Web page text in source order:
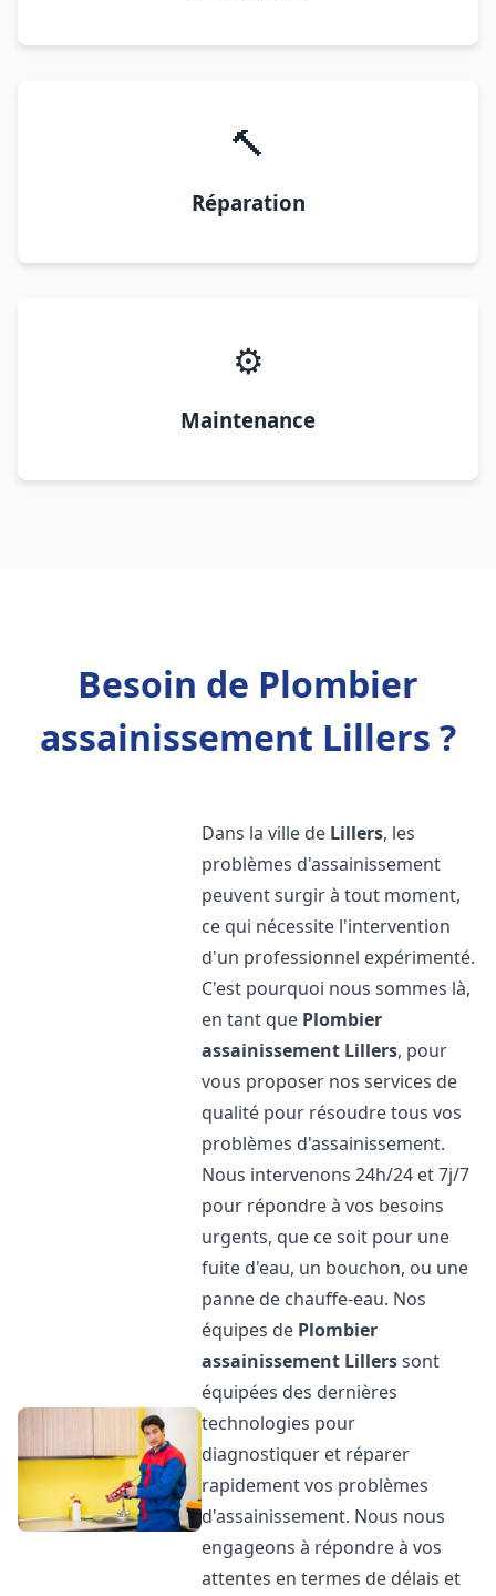
🔨
Réparation
⚙️
Maintenance
Besoin de Plombier
assainissement Lillers ?
Dans la ville de Lillers, les
problèmes d'assainissement
peuvent surgir à tout moment,
ce qui nécessite l'intervention
d'un professionnel expérimenté.
C'est pourquoi nous sommes là,
en tant que Plombier
assainissement Lillers, pour
vous proposer nos services de
qualité pour résoudre tous vos
problèmes d'assainissement.
Nous intervenons 24h/24 et 7j/7
pour répondre à vos besoins
urgents, que ce soit pour une
fuite d'eau, un bouchon, ou une
panne de chauffe-eau. Nos
équipes de Plombier
assainissement Lillerssont
équipées des dernières
technologies pour
diagnostiquer et réparer
rapidement vos problèmes
d'assainissement. Nous nous
engageons à répondre à vos
attentes en termes de délais et